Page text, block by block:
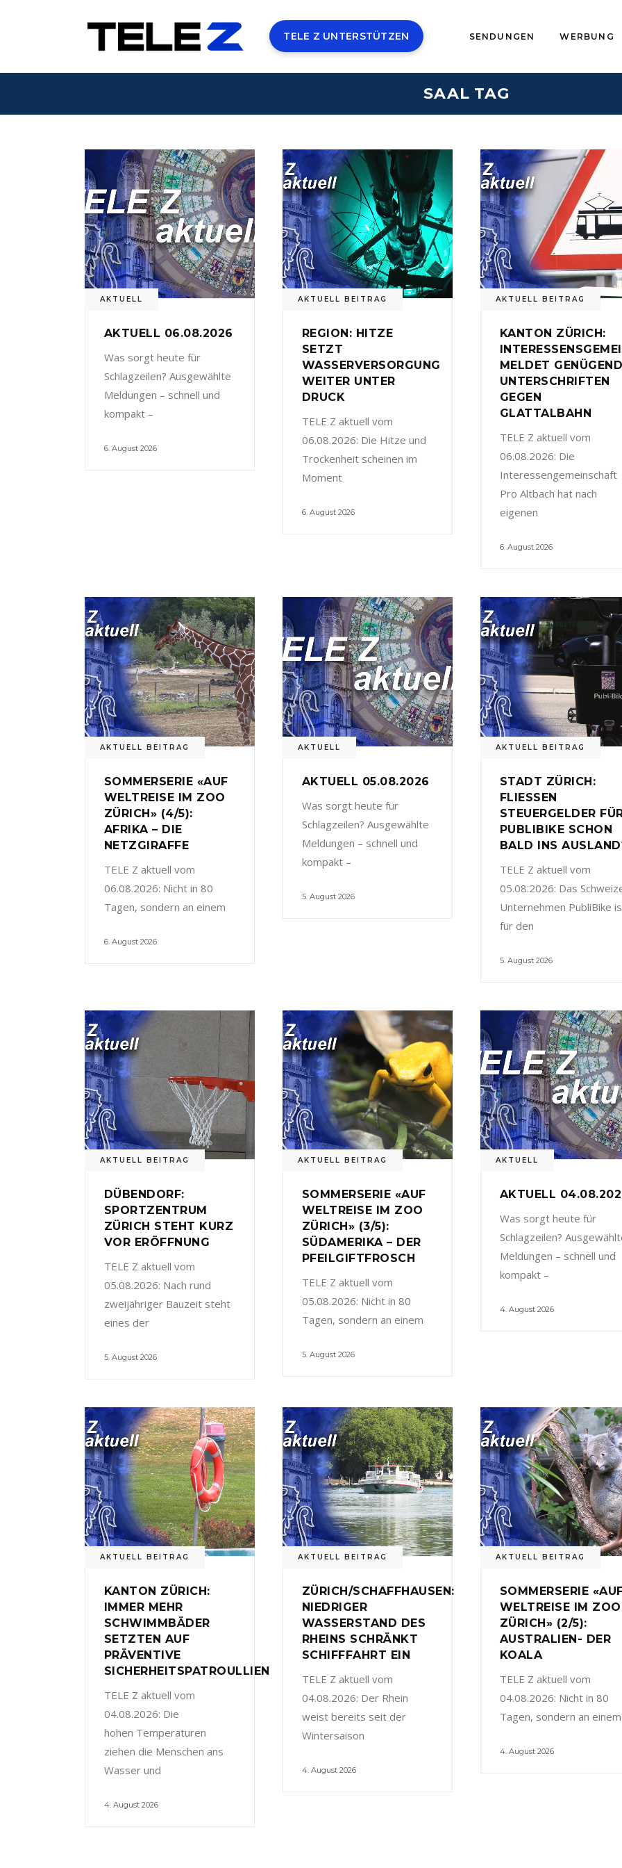
TELE Z UNTERSTÜTZEN SENDUNGEN WERBUNG
SAAL TAG
AKTUELL
AKTUELL 06.08.2026
Was sorgt heute für
Schlagzeilen? Ausgewählte
Meldungen – schnell und
kompakt –
6. August 2026
AKTUELL BEITRAG
REGION: HITZE
SETZT
WASSERVERSORGUNG
WEITER UNTER
DRUCK
TELE Z aktuell vom
06.08.2026: Die Hitze und
Trockenheit scheinen im
Moment
6. August 2026
AKTUELL BEITRAG
KANTON ZÜRICH:
MELDET
UNTERSCHRIFTEN
GEGEN
GLATTALBAHN
TELE Z aktuell vom
06.08.2026: Die
Interessengemeinschaft
Pro Altbach hat nach
eigenen
6. August 2026
AKTUELL BEITRAG
SOMMERSERIE «AUF
WELTREISE IM ZOO
ZÜRICH» (4/5):
AFRIKA – DIE
NETZGIRAFFE
TELE Z aktuell vom
06.08.2026: Nicht in 80
Tagen, sondern an einem
6. August 2026
AKTUELL
AKTUELL 05.08.2026
Was sorgt heute für
Schlagzeilen? Ausgewählte
Meldungen – schnell und
kompakt –
5. August 2026
AKTUELL BEITRAG
STADT ZÜRICH:
FLIESSEN
STEUERGELDER
PUBLIBIKE SCHON
BALD INS
TELE Z aktuell vom
05.08.2026: Das
Unternehmen PubliBike
für den
5. August 2026
AKTUELL BEITRAG
DÜBENDORF:
SPORTZENTRUM
ZÜRICH STEHT KURZ
VOR ERÖFFNUNG
TELE Z aktuell vom
05.08.2026: Nach rund
zweijähriger Bauzeit steht
eines der
5. August 2026
AKTUELL BEITRAG
SOMMERSERIE «AUF
WELTREISE IM ZOO
ZÜRICH» (3/5):
SÜDAMERIKA – DER
PFEILGIFTFROSCH
TELE Z aktuell vom
05.08.2026: Nicht in 80
Tagen, sondern an einem
5. August 2026
AKTUELL
AKTUELL
Was sorgt heute für
Schlagzeilen?
Meldungen – schnell und
kompakt –
4. August 2026
AKTUELL BEITRAG
KANTON ZÜRICH:
IMMER MEHR
SCHWIMMBÄDER
SETZTEN AUF
PRÄVENTIVE
SICHERHEITSPATROULLIEN
TELE Z aktuell vom
04.08.2026: Die
hohen Temperaturen
ziehen die Menschen ans
Wasser und
4. August 2026
AKTUELL BEITRAG
ZÜRICH/SCHAFFHAUSEN:
NIEDRIGER
WASSERSTAND DES
RHEINS SCHRÄNKT
SCHIFFFAHRT EIN
TELE Z aktuell vom
04.08.2026: Der Rhein
weist bereits seit der
Wintersaison
4. August 2026
AKTUELL BEITRAG
SOMMERSERIE
WELTREISE IM ZOO
ZÜRICH» (2/5):
AUSTRALIEN- DER
KOALA
TELE Z aktuell vom
04.08.2026: Nicht in 80
Tagen, sondern an einem
4. August 2026